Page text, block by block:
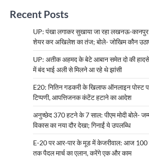
Recent Posts
UP: पंखा लगाकर सुखाया जा रहा लखनऊ-
शेयर कर अखिलेश का तंज; बोले- जोखिम कौन
UP: अतीक अहमद के बेटे आबान समेत दो की
में बंद भाई अली से मिलने आ रहे थे झांसी
E20: नितिन गडकरी के खिलाफ ऑनलाइन पोस्ट
टिप्पणी, आपत्तिजनक कंटेंट हटाने का आदेश
अनुच्छेद 370 हटने के 7 साल: पीएम मोदी बोले-
विकास का नया दौर देखा; गिनाईं ये उपलब्धि
E-20 पर आर-पार के मूड में केजरीवाल: आज 100
तक पैदल मार्च का एलान, करेंगे एक और काम